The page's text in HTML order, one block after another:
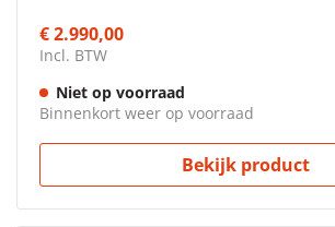
€ 2.990,00
Incl. BTW
Niet op voorraad
Binnenkort weer op voorraad
Bekijk product